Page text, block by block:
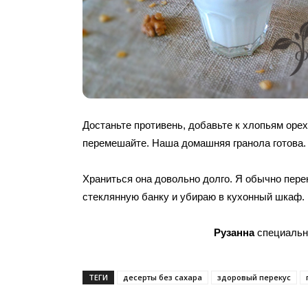
Достаньте противень, добавьте к хлопьям
перемешайте. Наша домашняя гранола готова.
Храниться она довольно долго. Я обычно
стеклянную банку и убираю в кухонный шкаф.
Рузанна
ТЕГИ десерты без сахара здоровый перекус